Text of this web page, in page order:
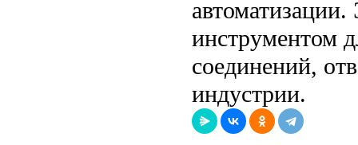
инструментом
соединений,
индустрии.